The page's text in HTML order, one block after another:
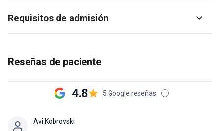
Requisitos de admisión
Reseñas de paciente
4.8 5 Google reseñas
Avi Kobrovski